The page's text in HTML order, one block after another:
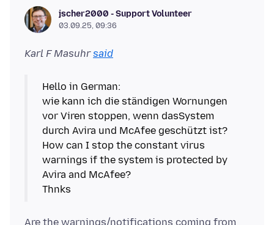
jscher2000 - Support Volunteer
03.09.25, 09:36
Karl F Masuhrsaid
Hello in German:
wie kann ich die ständigen Wornungen
vor Viren stoppen, wenn dasSystem
durch Avira und McAfee geschützt ist?
How can I stop the constant virus
warnings if the system is protected by
Avira and McAfee?
Are the warnings/notifications coming from